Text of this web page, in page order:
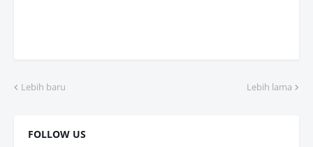
Lebih baru Lebih lama
FOLLOW US